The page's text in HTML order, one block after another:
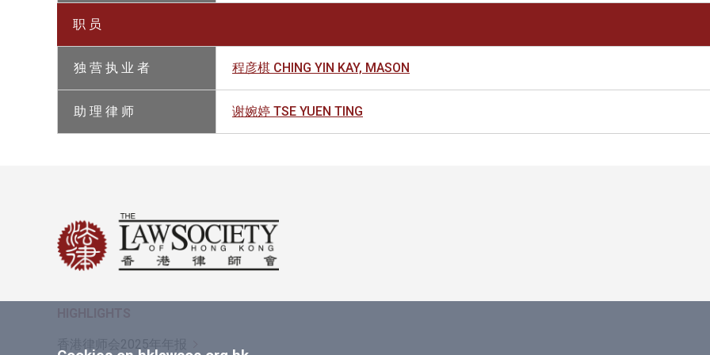
职 员
独 营 执 业 者 程彦棋 CHING YIN KAY, MASON
助 理 律 师 谢婉婷 TSE YUEN TING
香港律师会2025年年报